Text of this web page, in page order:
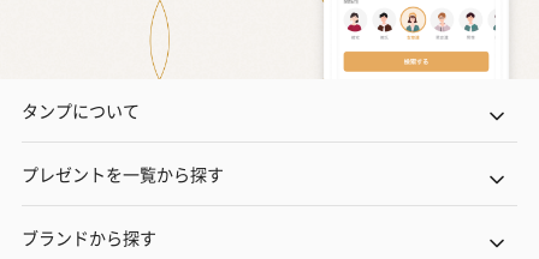
タンプについて
プレゼントを一覧から探す
ブランドから探す